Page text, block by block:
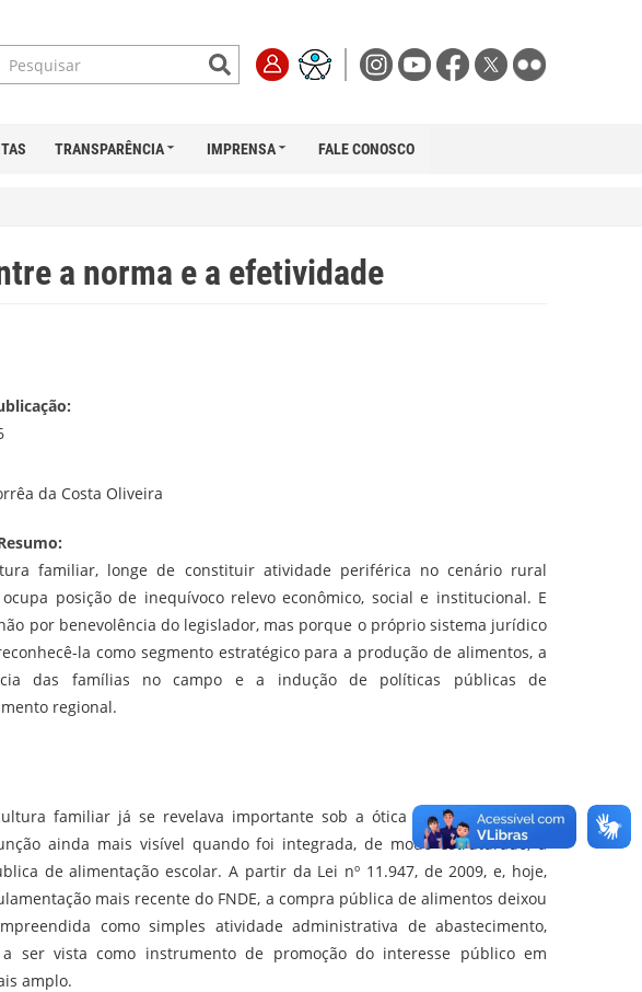
TRANSPARÊNCIA IMPRENSA FALE CONOSCO
a norma e a efetividade
da Costa Oliveira
familiar, longe de constituir atividade periférica no cenário rural
posição de inequívoco relevo econômico, social e institucional. E
por benevolência do legislador, mas porque o próprio sistema jurídico
la como segmento estratégico para a produção de alimentos, a
das famílias no campo e a indução de políticas públicas de
regional.
familiar já se revelava importante sob a ótica agrária, passou a
ainda mais visível quando foi integrada, de modo estruturado, à
de alimentação escolar. A partir da Lei nº 11.947, de 2009, e, hoje,
mais recente do FNDE, a compra pública de alimentos deixou
como simples atividade administrativa de abastecimento,
a ser vista como instrumento de promoção do interesse público em
amplo.